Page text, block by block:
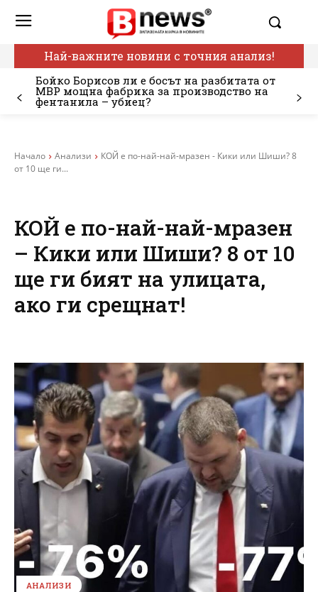
Най-важните новини с точния анализ!
Бойко Борисов ли е босът на разбитата от
МВР мощна фабрика за производство на
фентанила – убиец?
Начало Анализи
КОЙ е по-най-най-мразен - Кики или Шиши? 8
от 10 ще ги...
КОЙ е по-най-най-мразен
– Кики или Шиши? 8 от 10
ще ги бият на улицата,
ако ги срещнат!
АНАЛИЗИ